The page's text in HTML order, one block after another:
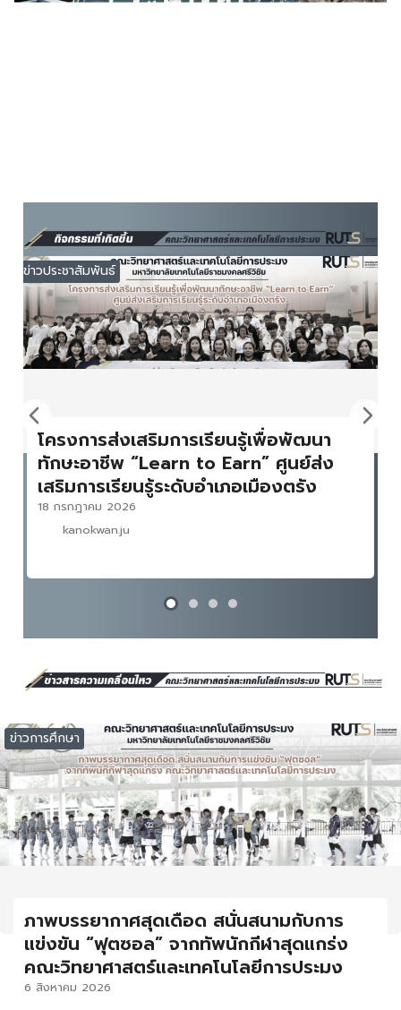
ข่าวประชาสัมพันธ์
โครงการส่งเสริมการเรียนรู้เพื่อพัฒนา
ทักษะอาชีพ “Learn to Earn” ศูนย์ส่ง
เสริมการเรียนรู้ระดับอำเภอเมืองตรัง
18 กรกฎาคม 2026
kanokwan.ju
ข่าวการศึกษา
ภาพบรรยากาศสุดเดือด สนั่นสนามกับการ
แข่งขัน “ฟุตซอล” จากทัพนักกีฬาสุดแกร่ง
คณะวิทยาศาสตร์และเทคโนโลยีการประมง
6 สิงหาคม 2026